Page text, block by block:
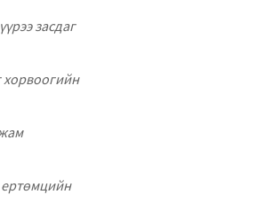
засдаг
хорвоогийн